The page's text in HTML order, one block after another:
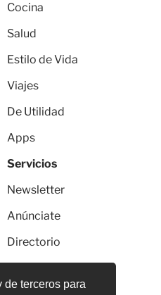
de terceros para
Cocina
Salud
Estilo de Vida
Viajes
De Utilidad
Apps
Servicios
Newsletter
Anúnciate
Directorio